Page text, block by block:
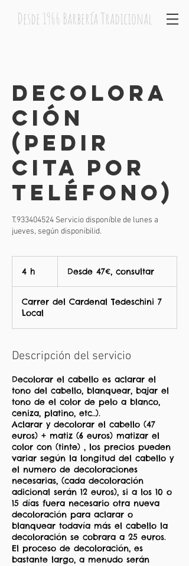
Desde 1966 Barbería Tradicional
Decolora
ción
(Pedir
cita por
teléfono)
T.933404524 Servicio disponíble de lunes a
jueves, según disponibilid.
4 h
consultar
Desde 47€, consultar
Carrer del Cardenal Tedeschini 7
Local
Descripción del servicio
Decolorar el cabello es aclarar el
tono del cabello, blanquear, bajar el
tono de el color de pelo a blanco,
ceniza, platino, etc..).
Aclarar y decolorar el cabello (47
euros) + matiz (6 euros) matizar el
color con (tinte) , los precios pueden
variar según la longitud del cabello y
el numero de decoloraciones
necesarias, (cada decoloración
adicional serán 12 euros), si a los 10 o
15 días fuera necesario otra nueva
decoloración para aclarar o
blanquear todavía más el cabello la
decoloración se cobrara a 25 euros.
El proceso de decoloración, es
bastante largo, a menudo serán